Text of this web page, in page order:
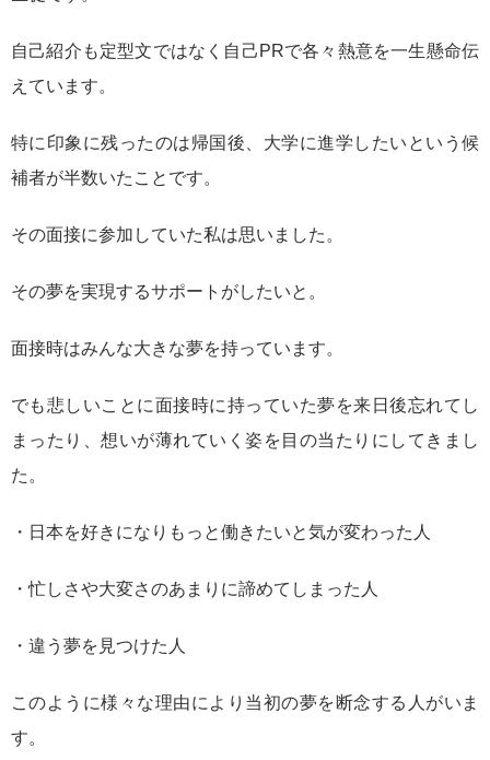
自己紹介も定型文ではなく自己PRで各々熱意を一生懸命伝
えています。
特に印象に残ったのは帰国後、大学に進学したいという候
補者が半数いたことです。
その面接に参加していた私は思いました。
その夢を実現するサポートがしたいと。
面接時はみんな大きな夢を持っています。
でも悲しいことに面接時に持っていた夢を来日後忘れてし
まったり、想いが薄れていく姿を目の当たりにしてきまし
た。
・日本を好きになりもっと働きたいと気が変わった人
・忙しさや大変さのあまりに諦めてしまった人
・違う夢を見つけた人
このように様々な理由により当初の夢を断念する人がいま
す。